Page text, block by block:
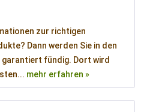
zur richtigen
Dann werden Sie in den
garantiert fündig. Dort wird
mehr erfahren »